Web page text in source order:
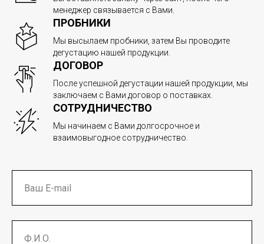
менеджер связывается с Вами.
ПРОБНИКИ
Мы высылаем пробники, затем Вы проводите
дегустацию нашей продукции.
ДОГОВОР
После успешной дегустации нашей продукции, мы
заключаем с Вами договор о поставках.
СОТРУДНИЧЕСТВО
Мы начинаем с Вами долгосрочное и
взаимовыгодное сотрудничество.